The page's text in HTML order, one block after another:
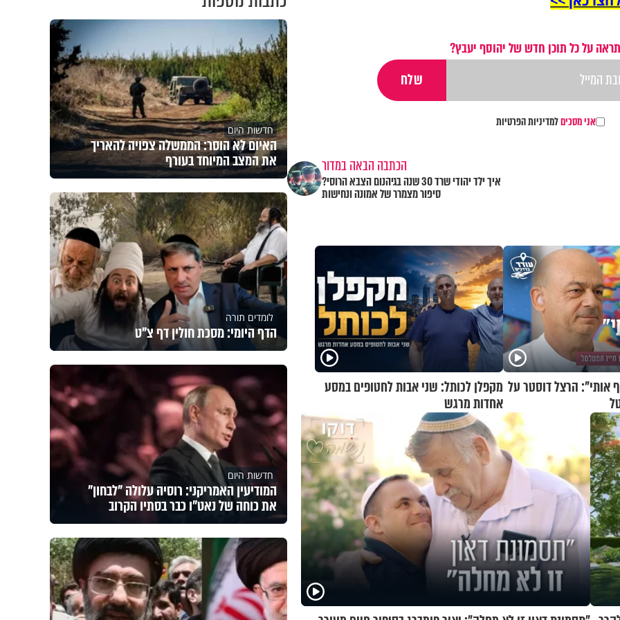
על כל תוכן חדש של יהוסף יעבץ?
אני מסכיםלמדיניות הפרטיות
הכתבה הבאה במדור
איך ילד יהודי שרד 30 שנה בגיהנום הצבא הרוסי?
סיפור מצמרר של אמונה ונחישות
אותי": הרצל דוסטר על מקפלן לכותל: שני אבות לחטופים במסע
אחדות מרגש
חדשות היום
האיום לא הוסר: הממשלה צפויה להאריך
את המצב המיוחד בעורף
לומדים תורה
הדף היומי: מסכת חולין דף צ"ט
חדשות היום
המודיעין האמריקני: רוסיה עלולה "לבחון"
את כוחה של נאט"ו כבר בסתיו הקרוב